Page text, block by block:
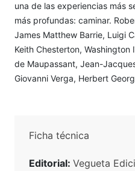
una de las experiencias más
más profundas: caminar.
James Matthew Barrie, Luigi
Keith Chesterton,
de Maupassant, Jean-
Giovanni Verga, Herbert
Ficha técnica
Editorial: Vegueta